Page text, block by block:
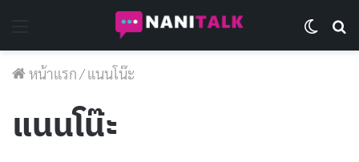
หน้าแรก/แนนโน๊ะ
แนนโน๊ะ